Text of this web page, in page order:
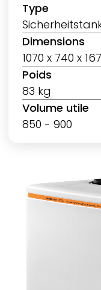
Type
Dimensions
1070 x 740 x
Poids
83 kg
Volume utile
850 - 900